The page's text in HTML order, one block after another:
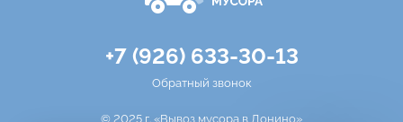
+7 (926) 633-30-13
Обратный звонок
© 2025 г. «Вывоз мусора в Донино»